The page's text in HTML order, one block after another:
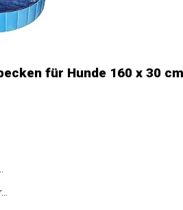
für Hunde 160 x 30